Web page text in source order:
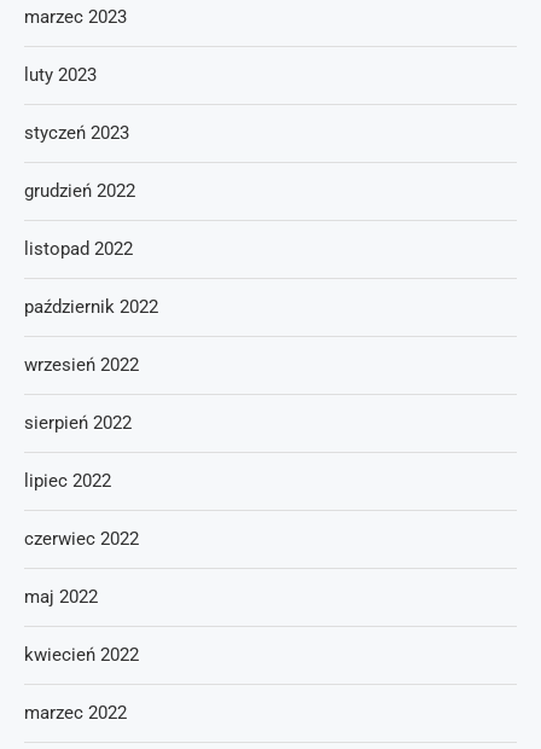
marzec 2023
luty 2023
styczeń 2023
grudzień 2022
listopad 2022
październik 2022
wrzesień 2022
sierpień 2022
lipiec 2022
czerwiec 2022
maj 2022
kwiecień 2022
marzec 2022